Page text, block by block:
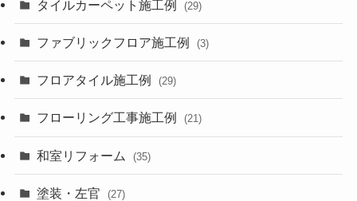
タイルカーペット施工例 (29)
ファブリックフロア施工例 (3)
フロアタイル施工例 (29)
フローリング工事施工例 (21)
和室リフォーム (35)
塗装・左官 (27)